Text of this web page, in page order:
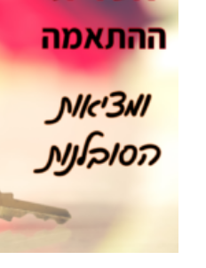
בריאות
תזונה
טיפולים
עיסוי